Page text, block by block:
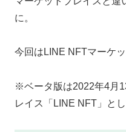
に。
今回はLINE NFTマーケ
※ベータ版は2022年4月
レイス「LINE NFT」と